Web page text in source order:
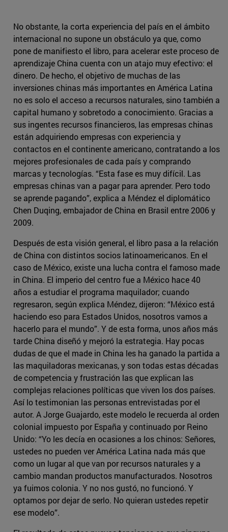
No obstante, la corta experiencia del país en el ámbito
internacional no supone un obstáculo ya que, como
pone de manifiesto el libro, para acelerar este proceso de
aprendizaje China cuenta con un atajo muy efectivo: el
dinero. De hecho, el objetivo de muchas de las
inversiones chinas más importantes en América Latina
no es solo el acceso a recursos naturales, sino también a
capital humano y sobretodo a conocimiento. Gracias a
sus ingentes recursos financieros, las empresas chinas
están adquiriendo empresas con experiencia y
contactos en el continente americano, contratando a los
mejores profesionales de cada país y comprando
marcas y tecnologías. “Esta fase es muy difícil. Las
empresas chinas van a pagar para aprender. Pero todo
se aprende pagando”, explica a Méndez el diplomático
Chen Duqing, embajador de China en Brasil entre 2006 y
2009.
Después de esta visión general, el libro pasa a la relación
de China con distintos socios latinoamericanos. En el
caso de México, existe una lucha contra el famoso made
in China. El imperio del centro fue a México hace 40
años a estudiar el programa maquilador; cuando
regresaron, según explica Méndez, dijeron: “México está
haciendo eso para Estados Unidos, nosotros vamos a
hacerlo para el mundo”. Y de esta forma, unos años más
tarde China diseñó y mejoró la estrategia. Hay pocas
dudas de que el made in China les ha ganado la partida a
las maquiladoras mexicanas, y son todas estas décadas
de competencia y frustración las que explican las
complejas relaciones políticas que viven los dos países.
Así lo testimonian las personas entrevistadas por el
autor. A Jorge Guajardo, este modelo le recuerda al orden
colonial impuesto por España y continuado por Reino
Unido: “Yo les decía en ocasiones a los chinos: Señores,
ustedes no pueden ver América Latina nada más que
como un lugar al que van por recursos naturales y a
cambio mandan productos manufacturados. Nosotros
ya fuimos colonia. Y no nos gustó, no funcionó. Y
optamos por dejar de serlo. No quieran ustedes repetir
ese modelo”.